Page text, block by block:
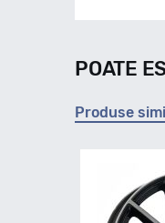
POATE
Produse